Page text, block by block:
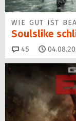
WIE GUT IST
Soulslike
45 Kommentare